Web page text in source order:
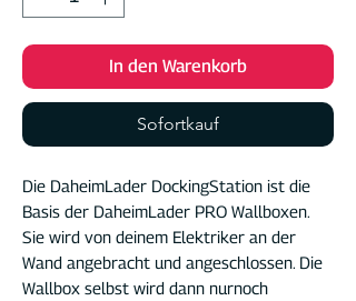
In den Warenkorb
Sofortkauf
Die DaheimLader DockingStation ist die
Basis der DaheimLader PRO Wallboxen.
Sie wird von deinem Elektriker an der
Wand angebracht und angeschlossen. Die
Wallbox selbst wird dann nurnoch